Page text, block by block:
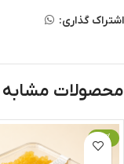
اشتراک گذاری:
محصولات مشابه
-10%